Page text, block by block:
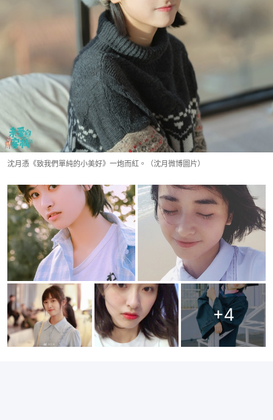
沈月憑《致我們單純的小美好》一炮而紅。（沈月微博圖片）
+4